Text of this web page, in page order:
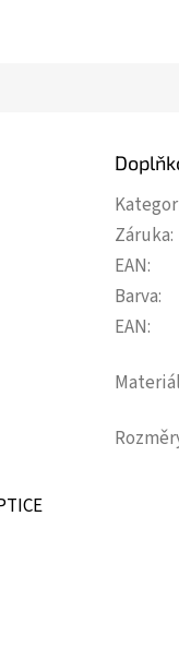
Záruka:
EAN:
Barva:
EAN: